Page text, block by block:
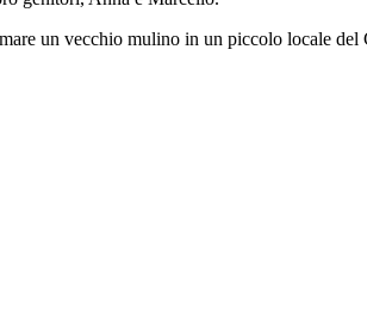
un vecchio mulino in un piccolo locale